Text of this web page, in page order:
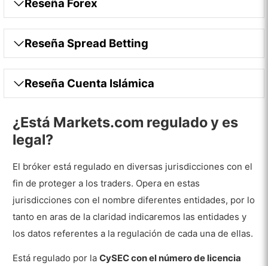
Apalancamiento
Tamaño
Gestión de riesgos
Horario de Trading
Técnicas de negociación prohibidas
Plataformas y Dispositivos móviles
MetaTrader 4
MetaTrader 5
Plataforma de trading de Markets.com
Plataforma Móvil de Markets.com
Reseña Forex
Reseña Spread Betting
Reseña Cuenta Islámica
¿Está Markets.com regulado y es
legal?
El bróker está regulado en diversas jurisdicciones con el
fin de proteger a los traders. Opera en estas
jurisdicciones con el nombre diferentes entidades, por lo
tanto en aras de la claridad indicaremos las entidades y
los datos referentes a la regulación de cada una de ellas.
Está regulado por laCySEC con el número de licencia